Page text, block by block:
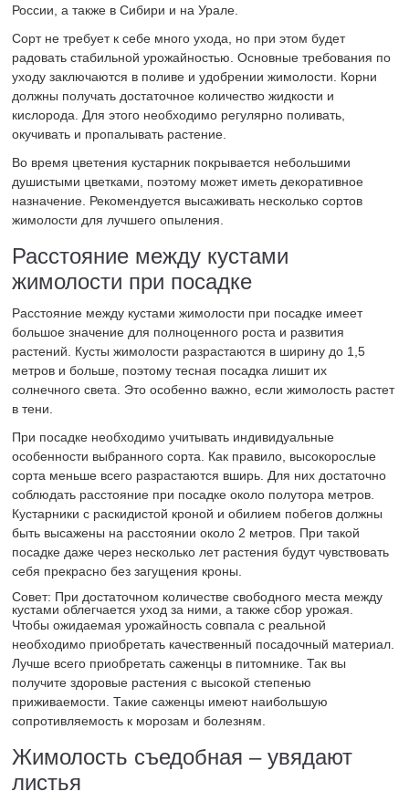
России, а также в Сибири и на Урале.
Сорт не требует к себе много ухода, но при этом будет
радовать стабильной урожайностью. Основные требования по
уходу заключаются в поливе и удобрении жимолости. Корни
должны получать достаточное количество жидкости и
кислорода. Для этого необходимо регулярно поливать,
окучивать и пропалывать растение.
Во время цветения кустарник покрывается небольшими
душистыми цветками, поэтому может иметь декоративное
назначение. Рекомендуется высаживать несколько сортов
жимолости для лучшего опыления.
Расстояние между кустами
жимолости при посадке
Расстояние между кустами жимолости при посадке имеет
большое значение для полноценного роста и развития
растений. Кусты жимолости разрастаются в ширину до 1,5
метров и больше, поэтому тесная посадка лишит их
солнечного света. Это особенно важно, если жимолость растет
в тени.
При посадке необходимо учитывать индивидуальные
особенности выбранного сорта. Как правило, высокорослые
сорта меньше всего разрастаются вширь. Для них достаточно
соблюдать расстояние при посадке около полутора метров.
Кустарники с раскидистой кроной и обилием побегов должны
быть высажены на расстоянии около 2 метров. При такой
посадке даже через несколько лет растения будут чувствовать
себя прекрасно без загущения кроны.
Совет: При достаточном количестве свободного места между
кустами облегчается уход за ними, а также сбор урожая.
Чтобы ожидаемая урожайность совпала с реальной
необходимо приобретать качественный посадочный материал.
Лучше всего приобретать саженцы в питомнике. Так вы
получите здоровые растения с высокой степенью
приживаемости. Такие саженцы имеют наибольшую
сопротивляемость к морозам и болезням.
Жимолость съедобная – увядают
листья